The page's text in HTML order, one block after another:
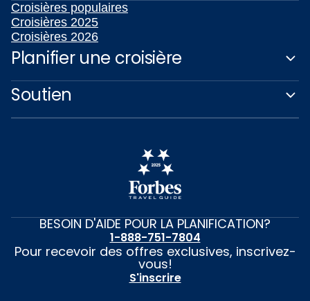
Croisières populaires
Croisières 2025
Croisières 2026
Planifier une croisière
Soutien
BESOIN D'AIDE POUR LA PLANIFICATION?
1-888-751-7804
Pour recevoir des offres exclusives, inscrivez-
vous!
S'inscrire